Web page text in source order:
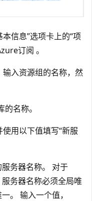
本信息”选项卡上的“项
订阅 。
输入资源组的名称，然
名称。
使用以下值填写“新服
务器名称。 对于
务器名称必须全局唯
。 输入一个值，